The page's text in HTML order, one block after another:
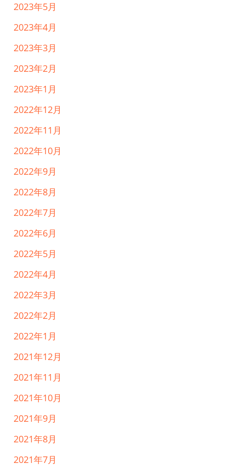
2023年5月
2023年4月
2023年3月
2023年2月
2023年1月
2022年12月
2022年11月
2022年10月
2022年9月
2022年8月
2022年7月
2022年6月
2022年5月
2022年4月
2022年3月
2022年2月
2022年1月
2021年12月
2021年11月
2021年10月
2021年9月
2021年8月
2021年7月